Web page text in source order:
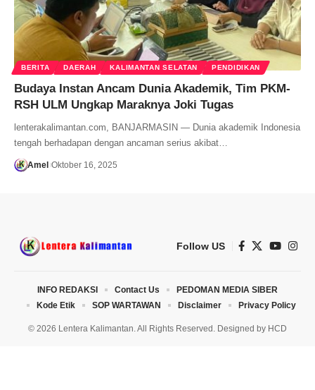
BERITA DAERAH KALIMANTAN SELATAN PENDIDIKAN
Budaya Instan Ancam Dunia Akademik, Tim PKM-
RSH ULM Ungkap Maraknya Joki Tugas
lenterakalimantan.com, BANJARMASIN — Dunia akademik Indonesia
tengah berhadapan dengan ancaman serius akibat…
Amel Oktober 16, 2025
Follow US
© 2026 Lentera Kalimantan. All Rights Reserved. Designed by HCD
INFO REDAKSI Contact Us
PEDOMAN MEDIA SIBER
Kode Etik
SOP WARTAWAN Disclaimer Privacy Policy